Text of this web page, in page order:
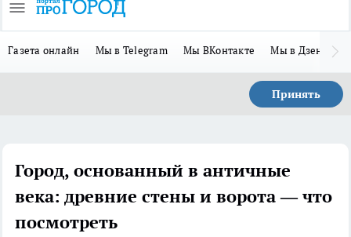
Газета онлайн Мы в Telegram Мы ВКонтакте Мы в Дзене
Принять
Город, основанный в античные
века: древние стены и ворота — что
посмотреть